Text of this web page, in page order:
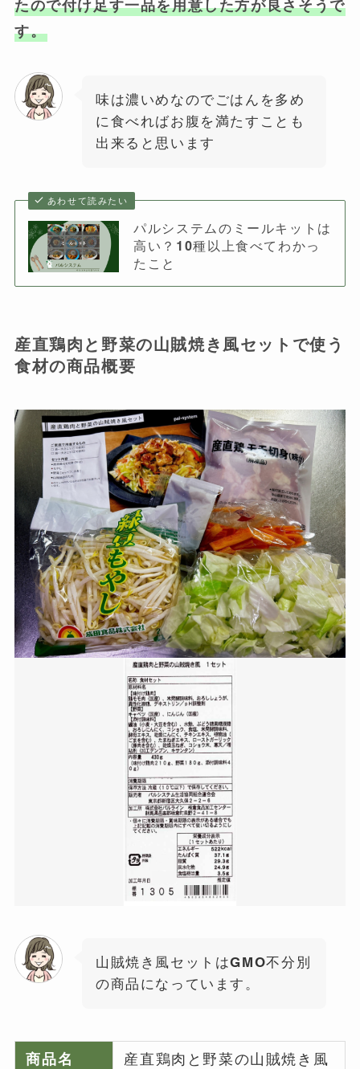
たので付け足す一品を用意した方が良さそうで
す。
味は濃いめなのでごはんを多め
に食べればお腹を満たすことも
出来ると思います
あわせて読みたい
パルシステムのミールキットは
高い？10種以上食べてわかっ
たこと
産直鶏肉と野菜の山賊焼き風セットで使う
食材の商品概要
山賊焼き風セットはGMO不分別
の商品になっています。
商品名
産直鶏肉と野菜の山賊焼き風